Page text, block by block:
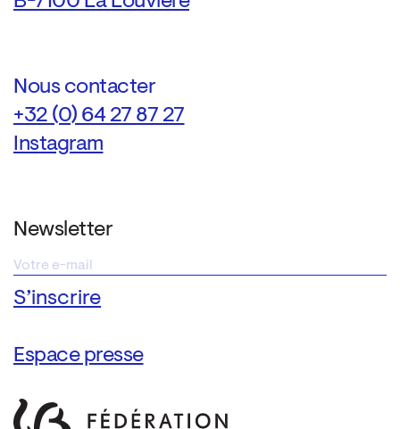
Nous contacter
+32 (0) 64 27 87 27
Instagram
Newsletter
Espace presse